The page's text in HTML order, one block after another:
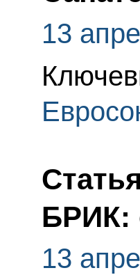
13
БРИК:
13